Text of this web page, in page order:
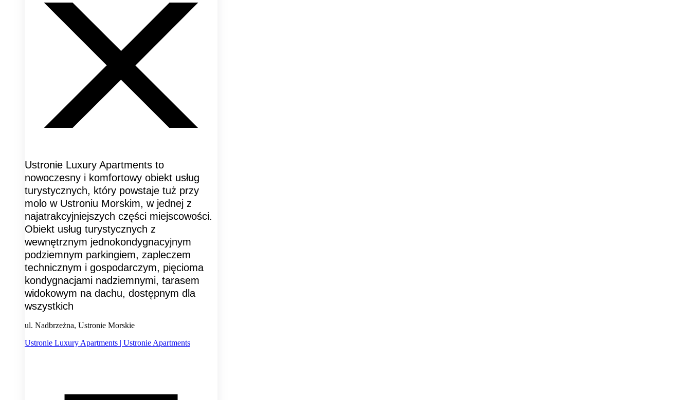
Ustronie Luxury Apartments to
nowoczesny i komfortowy obiekt usług
turystycznych, który powstaje tuż przy
molo w Ustroniu Morskim, w jednej z
najatrakcyjniejszych części miejscowości.
Obiekt usług turystycznych z
wewnętrznym jednokondygnacyjnym
podziemnym parkingiem, zapleczem
technicznym i gospodarczym, pięcioma
kondygnacjami nadziemnymi, tarasem
widokowym na dachu, dostępnym dla
wszystkich
ul. Nadbrzeżna, Ustronie Morskie
Ustronie Luxury Apartments | Ustronie Apartments